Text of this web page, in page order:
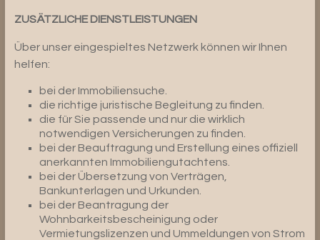
ZUSÄTZLICHE DIENSTLEISTUNGEN
Über unser eingespieltes Netzwerk können wir Ihnen
helfen:
bei der Immobiliensuche.
die richtige juristische Begleitung zu finden.
die für Sie passende und nur die wirklich
notwendigen Versicherungen zu finden.
bei der Beauftragung und Erstellung eines offiziell
anerkannten Immobiliengutachtens.
bei der Übersetzung von Verträgen,
Bankunterlagen und Urkunden.
bei der Beantragung der
Wohnbarkeitsbescheinigung oder
Vermietungslizenzen und Ummeldungen von Strom